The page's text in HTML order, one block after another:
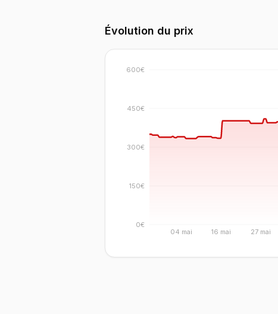
Évolution du prix
04 mai 16 mai 27 mai
0€
150€
300€
450€
600€